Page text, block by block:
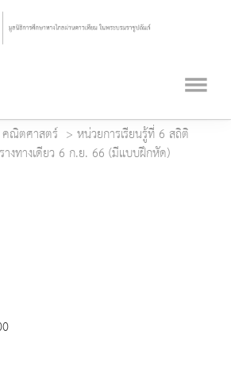
คณิตศาสตร์
หน่วยการเรียนรู้ที่ 6 สถิติ
างทางเดียว 6 ก.ย. 66 (มีแบบฝึกหัด)